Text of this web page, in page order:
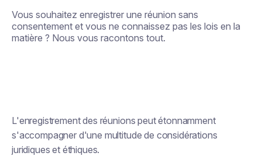
Vous souhaitez enregistrer une réunion sans
consentement et vous ne connaissez pas les lois en la
matière ? Nous vous racontons tout.
L'enregistrement des réunions peut étonnamment
s'accompagner d'une multitude de considérations
juridiques et éthiques.